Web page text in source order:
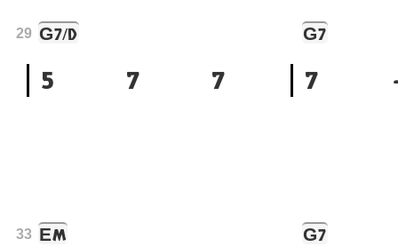
G7/D
5 7 7
29 G7
7
EM
33 G7